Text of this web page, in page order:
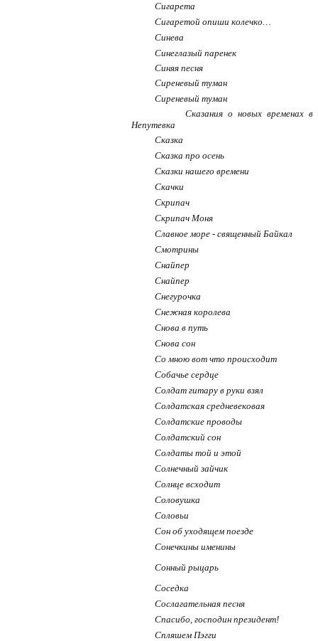
Сигарета
Сигаретой опиши колечко…
Синева
Синеглазый паренек
Синяя песня
Сиреневый туман
Сиреневый туман
Сказания о новых временах в
Непутевка
Сказка
Сказка про осень
Сказки нашего времени
Скачки
Скрипач
Скрипач Моня
Славное море - священный Байкал
Смотрины
Снайпер
Снайпер
Снегурочка
Снежная королева
Снова в путь
Снова сон
Со мною вот что происходит
Собачье сердце
Солдат гитару в руки взял
Солдатская средневековая
Солдатские проводы
Солдатский сон
Солдаты той и этой
Солнечный зайчик
Солнце всходит
Соловушка
Соловьи
Сон об уходящем поезде
Сонечкины именины
Сонный рыцарь
Соседка
Сослагательная песня
Спасибо, господин президент!
Спляшем Пэгги